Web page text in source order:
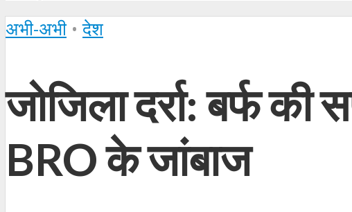
अभी-अभी • देश
जोजिला दर्रा: बर्फ
BRO के जांबाज